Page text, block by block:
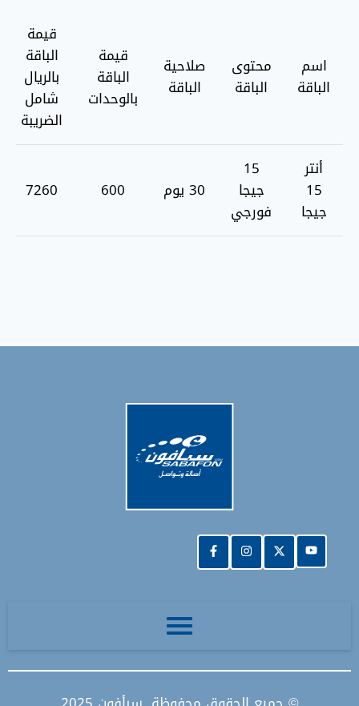
اسم
الباقة
محتوى
الباقة
صلاحية
الباقة
قيمة
الباقة
بالوحدات
قيمة
الباقة
بالريال
شامل
الضريبة
أنتر
15
جيجا
15
جيجا
فورجي
30 يوم 600
7260